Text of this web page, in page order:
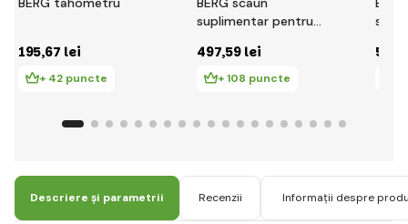
195,67 lei
+ 42 puncte
suplimentar pentru
Race
497,59 lei
+ 108 puncte
Jeep
526
Descriere și parametrii Recenzii Informații despre